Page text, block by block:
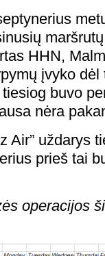
HHN,
įvyko dėl
buvo
nėra
Air” uždarys
prieš tai
operacijos